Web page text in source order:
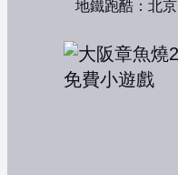
地鐵跑酷：北京